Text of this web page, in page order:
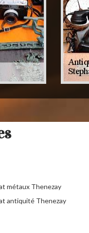
métaux Thenezay
antiquité Thenezay